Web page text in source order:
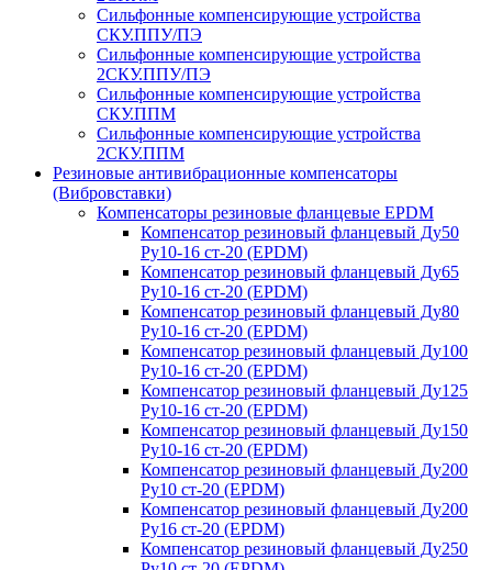
Сильфонные компенсирующие устройства
СКУ.ППУ/ПЭ
Сильфонные компенсирующие устройства
2СКУ.ППУ/ПЭ
Сильфонные компенсирующие устройства
СКУ.ППМ
Сильфонные компенсирующие устройства
2СКУ.ППМ
Резиновые антивибрационные компенсаторы
(Вибровставки)
Компенсаторы резиновые фланцевые EPDM
Компенсатор резиновый фланцевый Ду50
Ру10-16 ст-20 (EPDM)
Компенсатор резиновый фланцевый Ду65
Ру10-16 ст-20 (EPDM)
Компенсатор резиновый фланцевый Ду80
Ру10-16 ст-20 (EPDM)
Компенсатор резиновый фланцевый Ду100
Ру10-16 ст-20 (EPDM)
Компенсатор резиновый фланцевый Ду125
Ру10-16 ст-20 (EPDM)
Компенсатор резиновый фланцевый Ду150
Ру10-16 ст-20 (EPDM)
Компенсатор резиновый фланцевый Ду200
Ру10 ст-20 (EPDM)
Компенсатор резиновый фланцевый Ду200
Ру16 ст-20 (EPDM)
Компенсатор резиновый фланцевый Ду250